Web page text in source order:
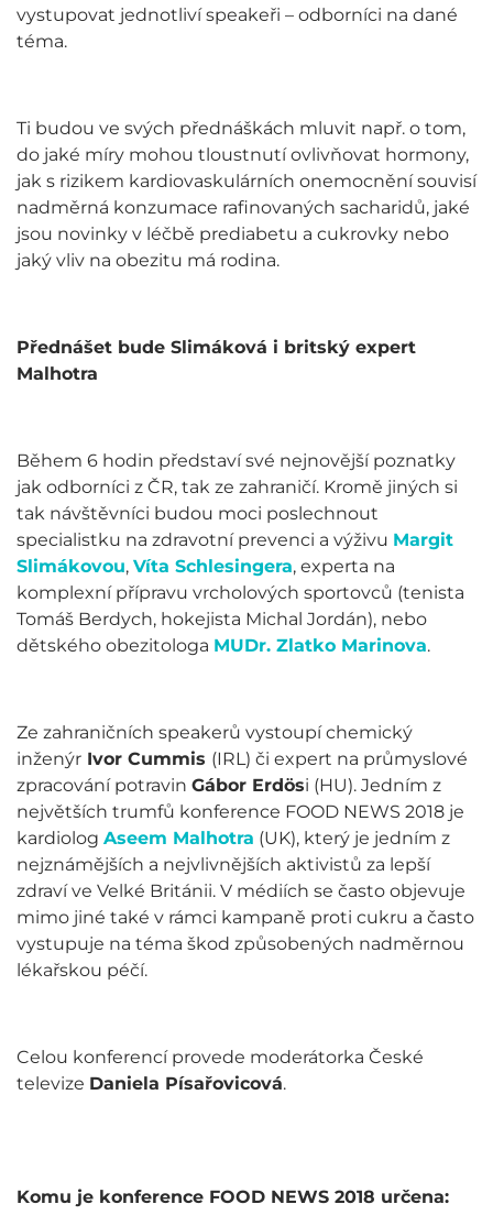
vystupovat jednotliví speakeři – odborníci na dané
téma.
Ti budou ve svých přednáškách mluvit např. o tom,
do jaké míry mohou tloustnutí ovlivňovat hormony,
jak s rizikem kardiovaskulárních onemocnění souvisí
nadměrná konzumace rafinovaných sacharidů, jaké
jsou novinky v léčbě prediabetu a cukrovky nebo
jaký vliv na obezitu má rodina.
Přednášet bude Slimáková i britský expert
Malhotra
Během 6 hodin představí své nejnovější poznatky
jak odborníci z ČR, tak ze zahraničí. Kromě jiných si
tak návštěvníci budou moci poslechnout
specialistku na zdravotní prevenci a výživu Margit
Slimákovou, Víta Schlesingera, experta na
komplexní přípravu vrcholových sportovců (tenista
Tomáš Berdych, hokejista Michal Jordán), nebo
dětského obezitologa MUDr. Zlatko Marinova.
Ze zahraničních speakerů vystoupí chemický
inženýr Ivor Cummis (IRL) či expert na průmyslové
zpracování potravin Gábor Erdösi (HU). Jedním z
největších trumfů konference FOOD NEWS 2018 je
kardiolog Aseem Malhotra (UK), který je jedním z
nejznámějších a nejvlivnějších aktivistů za lepší
zdraví ve Velké Británii. V médiích se často objevuje
mimo jiné také v rámci kampaně proti cukru a často
vystupuje na téma škod způsobených nadměrnou
lékařskou péčí.
Celou konferencí provede moderátorka České
televize Daniela Písařovicová.
Komu je konference FOOD NEWS 2018 určena: